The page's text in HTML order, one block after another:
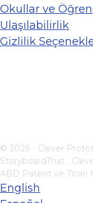
Okullar ve
Ulaşılabilirlik
Gizlilik
© 2026 - Clever
StoryboardThat ,
ABD Patent ve Ticari
English